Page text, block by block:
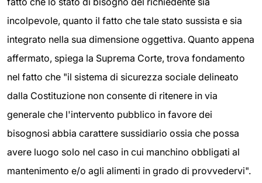
incolpevole, quanto il fatto che tale stato sussista e sia
integrato nella sua dimensione oggettiva. Quanto appena
affermato, spiega la Suprema Corte, trova fondamento
nel fatto che "il sistema di sicurezza sociale delineato
dalla Costituzione non consente di ritenere in via
generale che l'intervento pubblico in favore dei
bisognosi abbia carattere sussidiario ossia che possa
avere luogo solo nel caso in cui manchino obbligati al
mantenimento e/o agli alimenti in grado di provvedervi".